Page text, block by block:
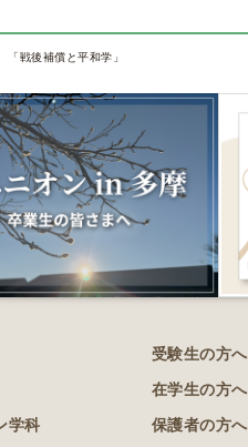
戦後補償と平和学」
学科
受験生の方へ
在学生の方へ
保護者の方へ